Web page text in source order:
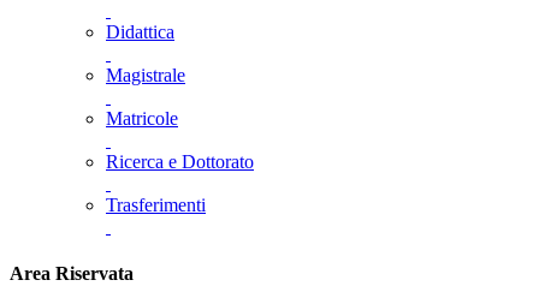
Didattica
Magistrale
Matricole
Ricerca e Dottorato
Trasferimenti
Area Riservata